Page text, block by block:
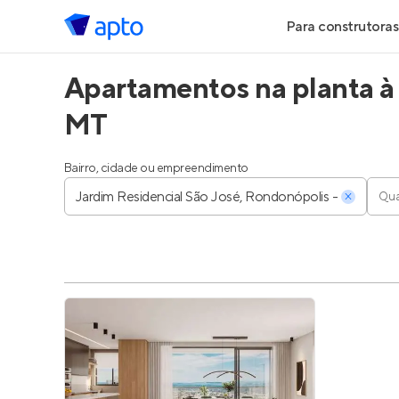
Para construtoras
Geração de
Geração de
Apartamentos na planta
MT
Bairro, cidade ou empreendimento